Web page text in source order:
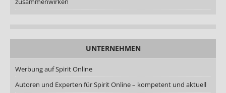
UNTERNEHMEN
Werbung auf Spirit Online
Autoren und Experten für Spirit Online – kompetent und aktuell